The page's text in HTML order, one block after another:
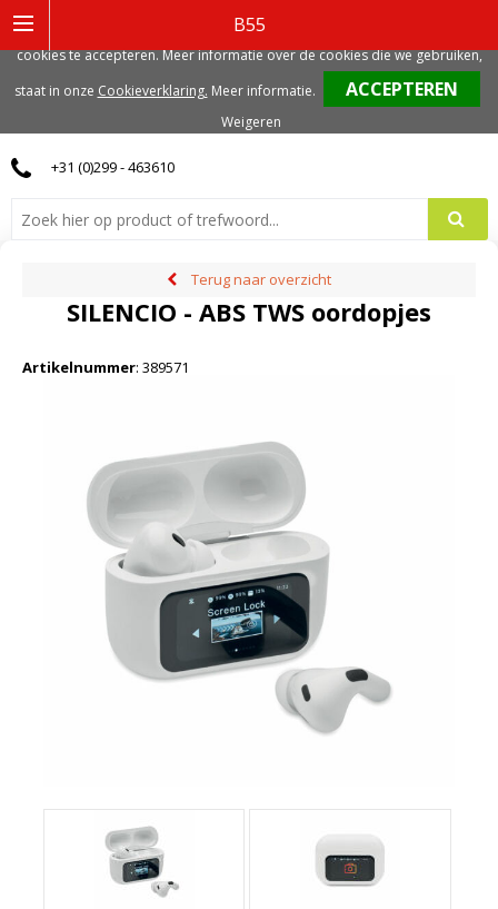
B55
0
+31 (0)299 - 463610
Terug naar overzicht
SILENCIO - ABS TWS oordopjes
Artikelnummer: 389571
gerelateerde cookies. Voor de beste gebruikerservaring, adviseren we deze
cookies te accepteren. Meer informatie over de cookies die we gebruiken,
staat in onze Cookieverklaring. Meer informatie.
Weigeren